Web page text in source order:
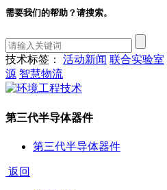
需要我们的帮助？请搜索。
技术标签： 活动新闻 联合实验室
源 智慧物流
第三代半导体器件
第三代半导体器件
返回